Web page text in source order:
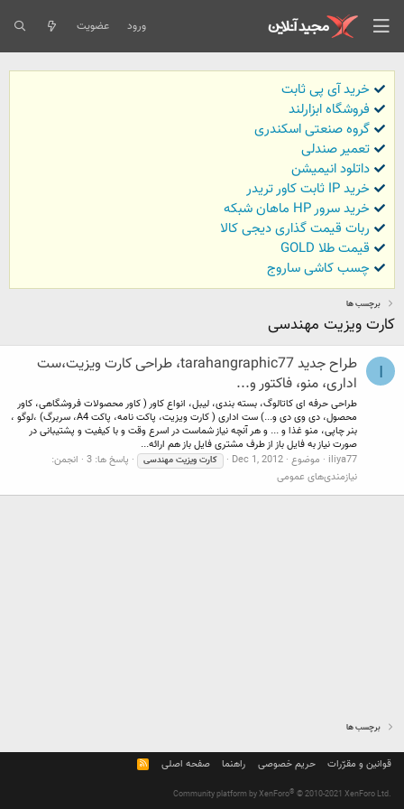
ورود عضویت
خرید آی پی ثابت
فروشگاه ابزارلند
گروه صنعتی اسکندری
تعمیر صندلی
داتلود انیمیشن
خرید IP ثابت کاور تریدر
خرید سرور HP ماهان شبکه
ربات قیمت گذاری دیجی کالا
قیمت طلا GOLD
چسب کاشی ساروج
برچسب ها
کارت ویزیت مهندسی
I
طراح جدید tarahangraphic77، طراحی کارت ویزیت،ست
اداری، منو، فاکتور و...
طراحی حرفه ای کاتالوگ، بسته بندی، لیبل، انواع کاور ( کاور محصولات فروشگاهی، کاور
محصول، دی وی دی و...) ست اداری ( کارت ویزیت، پاکت نامه، پاکت A4، سربرگ) ،لوگو ،
بنر چاپی، منو غذا و ... و هر آنچه نیاز شماست در اسرع وقت و با کیفیت و پشتیبانی در
صورت نیاز به فایل باز از طرف مشتری فایل باز هم ارائه...
iliya77
موضوع Dec 1, 2012 کارت ویزیت مهندسی پاسخ ها: 3
انجمن:
نیازمندی‌های عمومی
برچسب ها
قوانین و مقرّرات حریم خصوصی راهنما صفحه اصلی
R
S
Community platform by XenForo® © 2010-2021 XenForo Ltd.